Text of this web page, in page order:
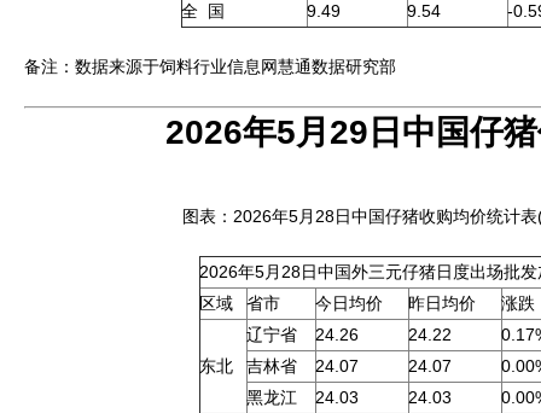
全 国
9.49 9.54 -
备注：数据来源于饲料行业信息网慧通数据研究部
2026年5月29日中国仔
图表：2026年5月28日中国仔猪收购均价统计
2026年5月28日中国外三元仔猪日度出场批
区域
省市 今日均价 昨日均价 涨跌
东北
辽宁省 24.26 24.22
吉林省
24.07 24.07
黑龙江
24.03 24.03